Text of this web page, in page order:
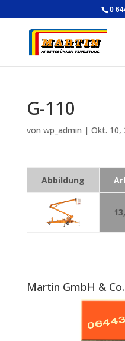
0
G-110
von wp_admin | Okt. 10,
Abbildung
Martin GmbH &